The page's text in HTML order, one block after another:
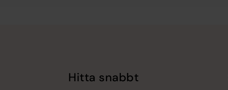
Hitta snabbt